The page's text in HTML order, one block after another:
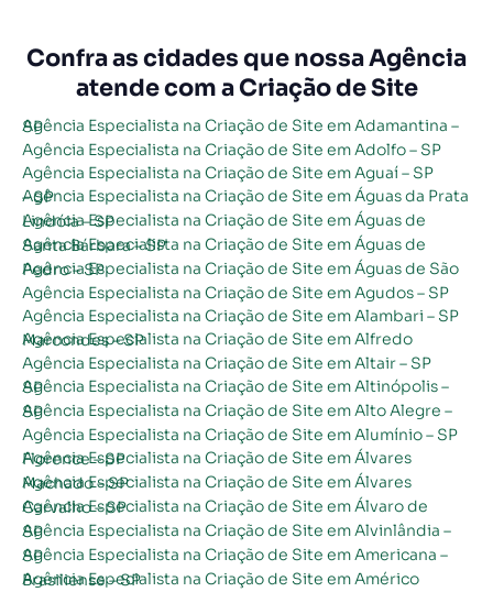
Confra as cidades que nossa Agência
atende com a Criação de Site
Agência Especialista na Criação de Site em Adamantina – SP
Agência Especialista na Criação de Site em Adolfo – SP
Agência Especialista na Criação de Site em Aguaí – SP
Agência Especialista na Criação de Site em Águas da Prata – SP
Agência Especialista na Criação de Site em Águas de Lindóia – SP
Agência Especialista na Criação de Site em Águas de Santa Bárbara – SP
Agência Especialista na Criação de Site em Águas de São Pedro – SP
Agência Especialista na Criação de Site em Agudos – SP
Agência Especialista na Criação de Site em Alambari – SP
Agência Especialista na Criação de Site em Alfredo Marcondes – SP
Agência Especialista na Criação de Site em Altair – SP
Agência Especialista na Criação de Site em Altinópolis – SP
Agência Especialista na Criação de Site em Alto Alegre – SP
Agência Especialista na Criação de Site em Alumínio – SP
Agência Especialista na Criação de Site em Álvares Florence – SP
Agência Especialista na Criação de Site em Álvares Machado – SP
Agência Especialista na Criação de Site em Álvaro de Carvalho – SP
Agência Especialista na Criação de Site em Alvinlândia – SP
Agência Especialista na Criação de Site em Americana – SP
Agência Especialista na Criação de Site em Américo Brasiliense – SP